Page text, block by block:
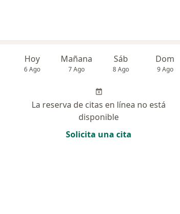
Hoy
6 Ago
Mañana
7 Ago
Sáb
8 Ago
Dom
9 Ago
La reserva de citas en línea no está
disponible
Solicita una cita